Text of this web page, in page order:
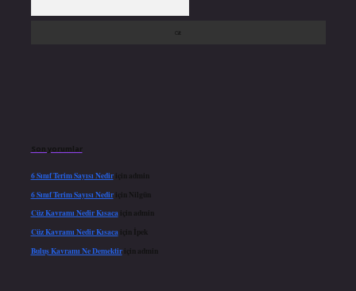
Son yorumlar
6 Sınıf Terim Sayısı Nediriçin admin
6 Sınıf Terim Sayısı Nediriçin Nilgün
Cüz Kavramı Nedir Kısacaiçin admin
Cüz Kavramı Nedir Kısacaiçin
İpek
Buluş Kavramı Ne Demektiriçin admin